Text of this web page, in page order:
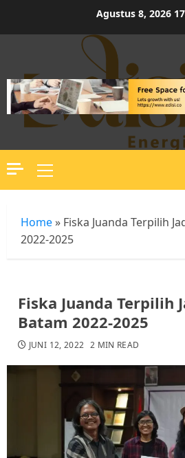
Agustus 8, 2026
Primary
Menu
Home » Fiska Juanda Terpilih
2022-2025
Fiska Juanda Terpilih
Batam 2022-2025
JUNI 12, 2022 2 MIN READ